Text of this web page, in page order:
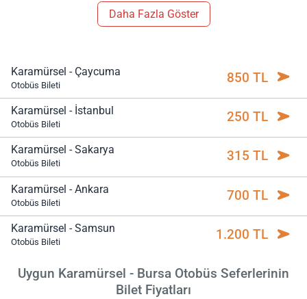
Daha Fazla Göster
Karamürsel - Çaycuma
Otobüs Bileti 850 TL
Karamürsel - İstanbul
Otobüs Bileti 250 TL
Karamürsel - Sakarya
Otobüs Bileti 315 TL
Karamürsel - Ankara
Otobüs Bileti 700 TL
Karamürsel - Samsun
Otobüs Bileti 1.200 TL
Uygun Karamürsel - Bursa Otobüs Seferlerinin
Bilet Fiyatları